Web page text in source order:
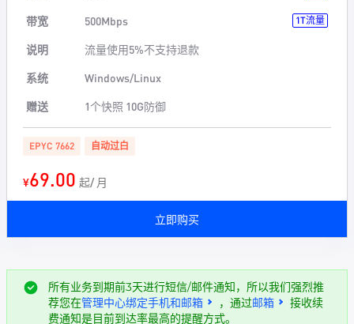
带宽 500Mbps 1T流量
说明
流量使用5%不支持退款
系统
Windows/Linux
赠送
1个快照 10G防御
EPYC 7662 自动过白
¥69.00 起/ 月
立即购买
所有业务到期前3天进行短信/邮件通知，所以我们强烈推
荐您在管理中心绑定手机和邮箱 ，通过邮箱
接收续
费通知是目前到达率最高的提醒方式。